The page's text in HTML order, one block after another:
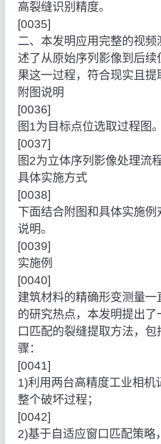
高裂缝识别精度。
[0035]
二、本发明应用完整的视
述了从原始序列影像到后续
果这一过程，符合现实且提
附图说明
[0036]
图1为目标点位选取过程图。
[0037]
图2为立体序列影像处理流程
具体实施方式
[0038]
下面结合附图和具体实施例
说明。
[0039]
实施例
[0040]
建筑材料的精确形变测量
的研究热点，本发明提出了
口匹配的裂缝提取方法，
骤：
[0041]
1)利用两台高精度工业相机
整个破坏过程；
[0042]
2)基于自适应窗口匹配策略